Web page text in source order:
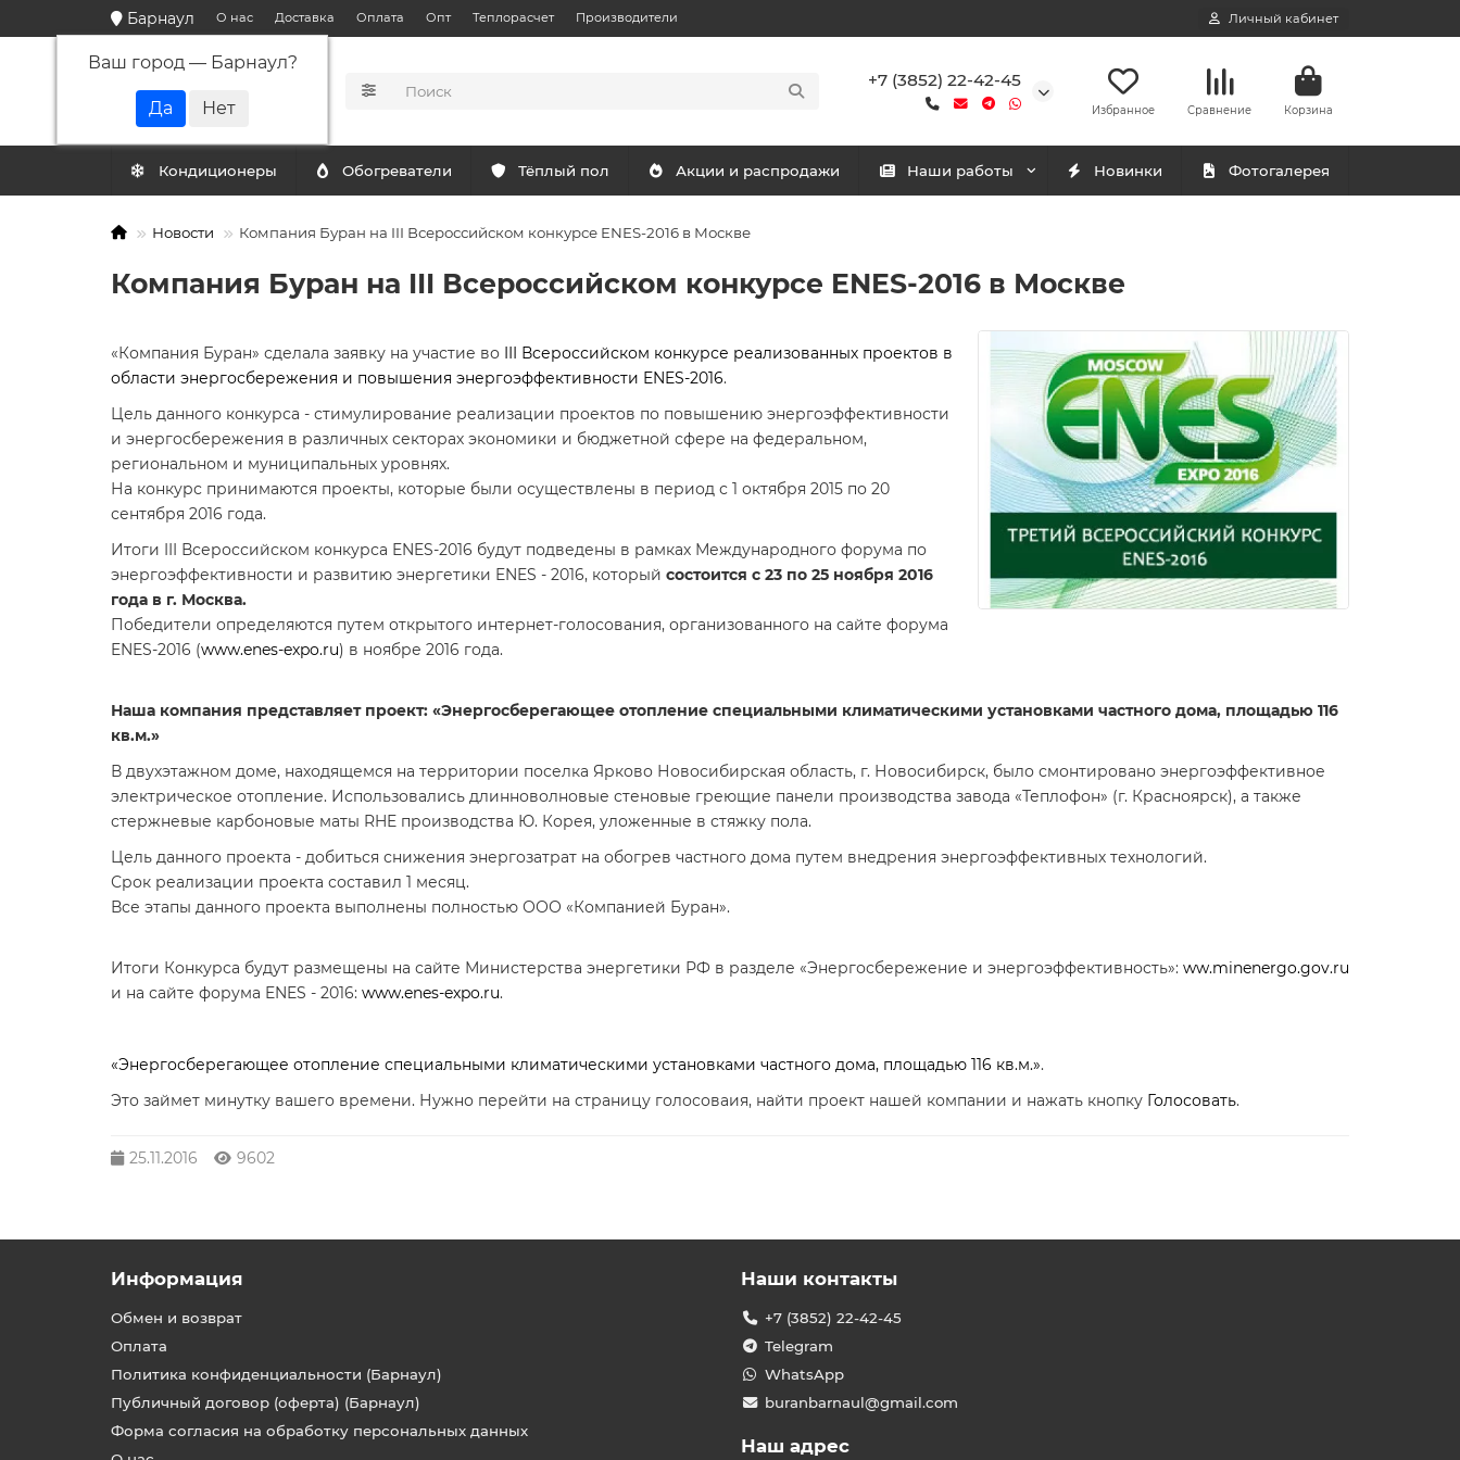
Барнаул
Ваш город — Барнаул?
О нас Доставка Оплата Опт Теплорасчет Производители Личный кабинет
+7 (3852) 22-42-45
Избранное Сравнение Корзина
Кондиционеры Обогреватели Тёплый пол Акции и распродажи Наши работы Новинки Фотогалерея
Новости Компания Буран на III Всероссийском конкурсе ENES-2016 в Москве
Компания Буран на III Всероссийском конкурсе ENES-2016 в Москве
«Компания Буран» сделала заявку на участие во III Всероссийском конкурсе реализованных проектов в
области энергосбережения и повышения энергоэффективности ENES-2016.
Цель данного конкурса - стимулирование реализации проектов по повышению энергоэффективности
и энергосбережения в различных секторах экономики и бюджетной сфере на федеральном,
региональном и муниципальных уровнях.
На конкурс принимаются проекты, которые были осуществлены в период с 1 октября 2015 по 20
сентября 2016 года.
Итоги III Всероссийском конкурса ENES-2016 будут подведены в рамках Международного форума по
энергоэффективности и развитию энергетики ENES - 2016, который состоится с 23 по 25 ноября 2016
года в г. Москва.
Победители определяются путем открытого интернет-голосования, организованного на сайте форума
ENES-2016 (www.enes-expo.ru) в ноябре 2016 года.
Наша компания представляет проект: «Энергосберегающее отопление специальными климатическими установками частного дома, площадью 116
кв.м.»
В двухэтажном доме, находящемся на территории поселка Ярково Новосибирская область, г. Новосибирск, было смонтировано энергоэффективное
электрическое отопление. Использовались длинноволновые стеновые греющие панели производства завода «Теплофон» (г. Красноярск), а также
стержневые карбоновые маты RHE производства Ю. Корея, уложенные в стяжку пола.
Цель данного проекта - добиться снижения энергозатрат на обогрев частного дома путем внедрения энергоэффективных технологий.
Срок реализации проекта составил 1 месяц.
Все этапы данного проекта выполнены полностью ООО «Компанией Буран».
Итоги Конкурса будут размещены на сайте Министерства энергетики РФ в разделе «Энергосбережение и энергоэффективность»: ww.minenergo.gov.ru
и на сайте форума ENES - 2016: www.enes-expo.ru.
«Энергосберегающее отопление специальными климатическими установками частного дома, площадью 116 кв.м.».
Это займет минутку вашего времени. Нужно перейти на страницу голосоваия, найти проект нашей компании и нажать кнопку Голосовать.
25.11.2016 9602
Информация
Обмен и возврат
Оплата
Политика конфиденциальности (Барнаул)
Публичный договор (оферта) (Барнаул)
Форма согласия на обработку персональных данных
Наши контакты
+7 (3852) 22-42-45
Telegram
WhatsApp
buranbarnaul@gmail.com
Наш адрес